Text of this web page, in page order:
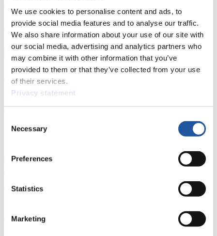
We use cookies to personalise content and ads, to
provide social media features and to analyse our traffic.
We also share information about your use of our site with
our social media, advertising and analytics partners who
may combine it with other information that you’ve
provided to them or that they’ve collected from your use
of their services.
Privacy statement
Selection
Necessary
Preferences
Statistics
Marketing
Wettkämpfen. Außerdem können Sie Ihre Medienakkreditierung
beantragen, die Grundregeln des Rennrodelsports einsehen und
allgemeine Neuigkeiten einholen.
>> Weiter
Für Nationale Verbände
und Fairplay nachlesen, auf Athletenbiographien zugreifen,
Ausschreibungen für Wettkämpfe herunterladen, sowie auf die
>> Weiter
Für Ausrichter
Hier können Sie das aktuelle Regelwerk sowie Richtlinien zu
Wettkämpfen, Anti-Doping und Fairplay einsehen, sich über